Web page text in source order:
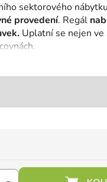
sektorového nábytku
provedení. Regál
Uplatní se nejen